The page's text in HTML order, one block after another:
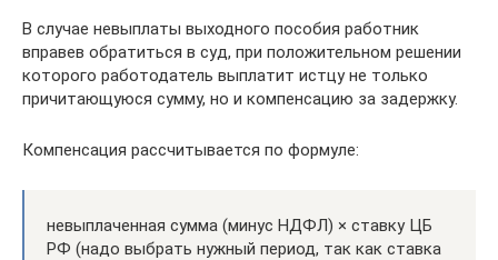
В случае невыплаты выходного пособия работник
вправев обратиться в суд, при положительном решении
которого работодатель выплатит истцу не только
причитающуюся сумму, но и компенсацию за задержку.
Компенсация рассчитывается по формуле:
невыплаченная сумма (минус НДФЛ) × ставку ЦБ
РФ (надо выбрать нужный период, так как ставка